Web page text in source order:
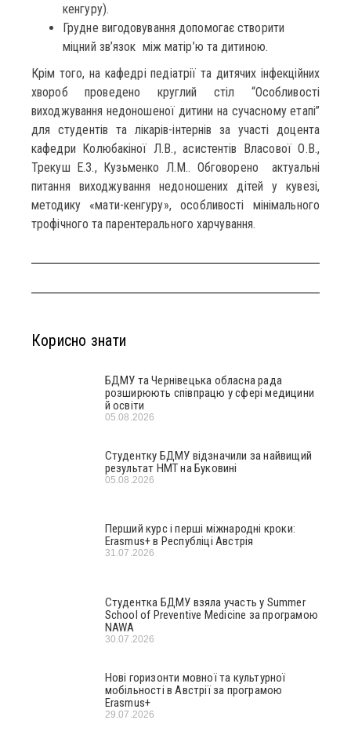
кенгуру).
Грудне вигодовування допомогає створити
міцний зв’язок між матір’ю та дитиною.
Крім того, на кафедрі педіатрії та дитячих інфекційних
хвороб проведено круглий стіл “Особливості
виходжування недоношеної дитини на сучасному етапі”
для студентів та лікарів-інтернів за участі доцента
кафедри Колюбакіної Л.В., асистентів Власової О.В.,
Трекуш Е.З., Кузьменко Л.М.. Обговорено актуальні
питання виходжування недоношених дітей у кувезі,
методику «мати-кенгуру», особливості мінімального
трофічного та парентерального харчування.
Корисно знати
БДМУ та Чернівецька обласна рада
розширюють співпрацю у сфері медицини
й освіти
05.08.2026
Студентку БДМУ відзначили за найвищий
результат НМТ на Буковині
05.08.2026
Перший курс і перші міжнародні кроки:
Erasmus+ в Республіці Австрія
31.07.2026
Студентка БДМУ взяла участь у Summer
School of Preventive Medicine за програмою
NAWA
30.07.2026
Нові горизонти мовної та культурної
мобільності в Австрії за програмою
Erasmus+
29.07.2026